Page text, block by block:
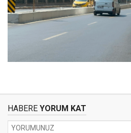
HABERE YORUM KAT